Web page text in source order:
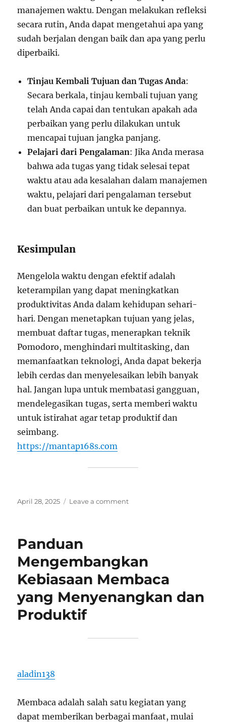
manajemen waktu. Dengan melakukan refleksi
secara rutin, Anda dapat mengetahui apa yang
sudah berjalan dengan baik dan apa yang perlu
diperbaiki.
Tinjau Kembali Tujuan dan Tugas Anda:
Secara berkala, tinjau kembali tujuan yang
telah Anda capai dan tentukan apakah ada
perbaikan yang perlu dilakukan untuk
mencapai tujuan jangka panjang.
Pelajari dari Pengalaman: Jika Anda merasa
bahwa ada tugas yang tidak selesai tepat
waktu atau ada kesalahan dalam manajemen
waktu, pelajari dari pengalaman tersebut
dan buat perbaikan untuk ke depannya.
Kesimpulan
Mengelola waktu dengan efektif adalah
keterampilan yang dapat meningkatkan
produktivitas Anda dalam kehidupan sehari-
hari. Dengan menetapkan tujuan yang jelas,
membuat daftar tugas, menerapkan teknik
Pomodoro, menghindari multitasking, dan
memanfaatkan teknologi, Anda dapat bekerja
lebih cerdas dan menyelesaikan lebih banyak
hal. Jangan lupa untuk membatasi gangguan,
mendelegasikan tugas, serta memberi waktu
untuk istirahat agar tetap produktif dan
seimbang.
https://mantap168s.com
Posted
April 28, 2025 Leave a commenton
Waktu
yang
Efektif
Panduan
Mengembangkan
Kebiasaan Membaca
yang Menyenangkan dan
Produktif
aladin138
Membaca adalah salah satu kegiatan yang
dapat memberikan berbagai manfaat, mulai